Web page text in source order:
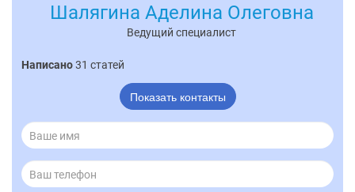
Шалягина Аделина Олеговна
Ведущий специалист
Написано31 статей
Показать контакты